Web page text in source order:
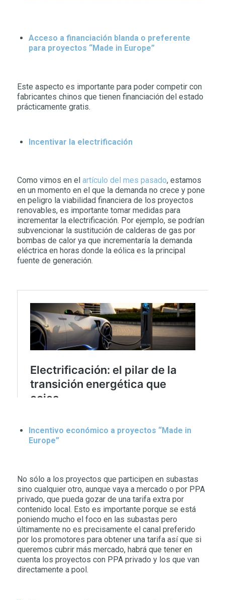
Acceso a financiación blanda o preferente
para proyectos “Made in Europe”
Este aspecto es importante para poder competir con
fabricantes chinos que tienen financiación del estado
prácticamente gratis.
Incentivar la electrificación
Como vimos en el artículo del mes pasado, estamos
en un momento en el que la demanda no crece y pone
en peligro la viabilidad financiera de los proyectos
renovables, es importante tomar medidas para
incrementar la electrificación. Por ejemplo, se podrían
subvencionar la sustitución de calderas de gas por
bombas de calor ya que incrementaría la demanda
eléctrica en horas donde la eólica es la principal
fuente de generación.
Incentivo económico a proyectos “Made in
Europe”
No sólo a los proyectos que participen en subastas
sino cualquier otro, aunque vaya a mercado o por PPA
privado, que pueda gozar de una tarifa extra por
contenido local. Esto es importante porque se está
poniendo mucho el foco en las subastas pero
últimamente no es precisamente el canal preferido
por los promotores para obtener una tarifa así que si
queremos cubrir más mercado, habrá que tener en
cuenta los proyectos con PPA privado y los que van
directamente a pool.